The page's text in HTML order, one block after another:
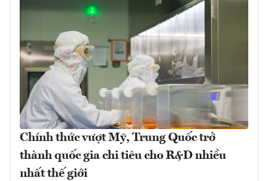
Chính thức vượt Mỹ, Trung Quốc trở
thành quốc gia chi tiêu cho R&D nhiều
nhất thế giới